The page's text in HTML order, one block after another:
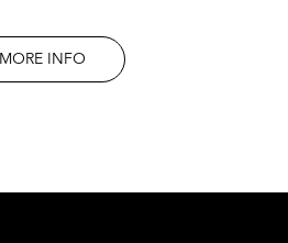
MORE INFO